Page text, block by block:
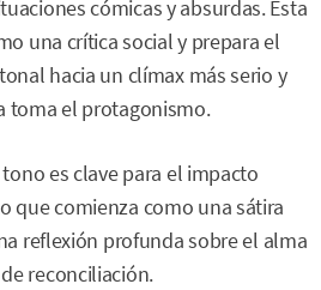
cómicas y absurdas. Esta
una crítica social y prepara el
hacia un clímax más serio y
toma el protagonismo.
es clave para el impacto
que comienza como una sátira
reflexión profunda sobre el alma
reconciliación.